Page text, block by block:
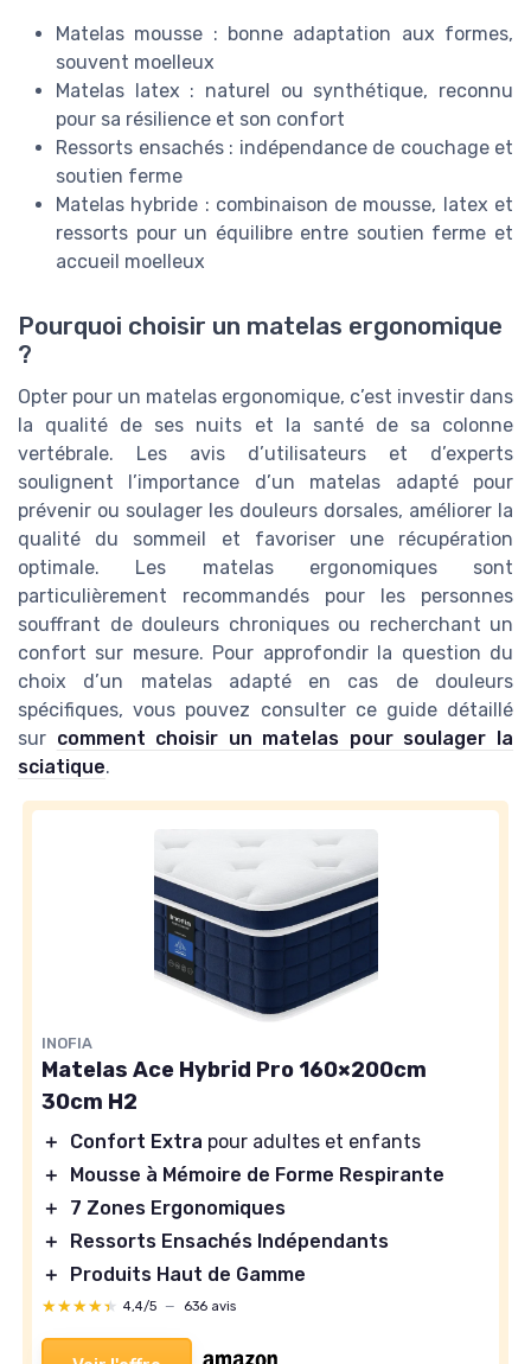
Matelas mousse : bonne adaptation aux formes,
souvent moelleux
Matelas latex : naturel ou synthétique, reconnu
pour sa résilience et son confort
Ressorts ensachés : indépendance de couchage et
soutien ferme
Matelas hybride : combinaison de mousse, latex et
ressorts pour un équilibre entre soutien ferme et
accueil moelleux
Pourquoi choisir un matelas ergonomique
?
Opter pour un matelas ergonomique, c’est investir dans
la qualité de ses nuits et la santé de sa colonne
vertébrale. Les avis d’utilisateurs et d’experts
soulignent l’importance d’un matelas adapté pour
prévenir ou soulager les douleurs dorsales, améliorer la
qualité du sommeil et favoriser une récupération
optimale. Les matelas ergonomiques sont
particulièrement recommandés pour les personnes
souffrant de douleurs chroniques ou recherchant un
confort sur mesure. Pour approfondir la question du
choix d’un matelas adapté en cas de douleurs
spécifiques, vous pouvez consulter ce guide détaillé
sur comment choisir un matelas pour soulager la
sciatique.
INOFIA
Matelas Ace Hybrid Pro 160×200cm
30cm H2
＋ Confort Extra pour adultes et enfants
＋
Mousse à Mémoire de Forme Respirante
＋
7 Zones Ergonomiques
＋
Ressorts Ensachés Indépendants
＋
Produits Haut de Gamme
★★★★★
★★★★★ 4,4/5 — 636 avis